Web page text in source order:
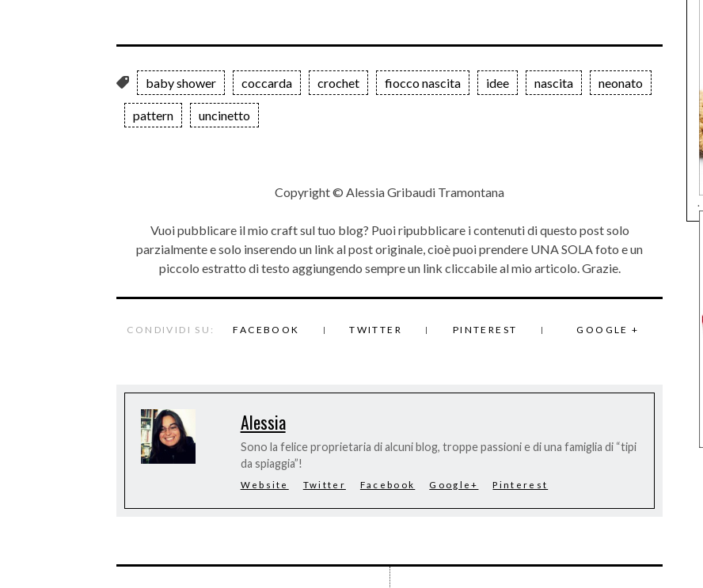
baby shower coccarda crochet fiocco nascita idee nascita neonato
pattern uncinetto
Copyright © Alessia Gribaudi Tramontana
Vuoi pubblicare il mio craft sul tuo blog? Puoi ripubblicare i contenuti di questo post solo
parzialmente e solo inserendo un link al post originale, cioè puoi prendere UNA SOLA foto e un
piccolo estratto di testo aggiungendo sempre un link cliccabile al mio articolo. Grazie.
CONDIVIDI SU: FACEBOOK TWITTER PINTEREST GOOGLE +
Alessia
Sono la felice proprietaria di alcuni blog, troppe passioni e di una famiglia di “tipi
da spiaggia”!
Website Twitter Facebook Google+ Pinterest
.